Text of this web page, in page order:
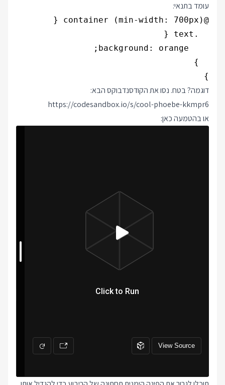
עומד בתנאי:
}
דוגמה? בטח. נסו את הקודסנדבוקס הבא:
https://codesandbox.io/s/cool-phoebe-kkmpr6
או בהטמעה כאן: